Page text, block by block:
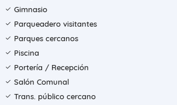
Gimnasio
Parqueadero visitantes
Parques cercanos
Piscina
Portería / Recepción
Salón Comunal
Trans. público cercano